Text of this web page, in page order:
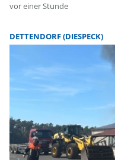
vor einer Stunde
DETTENDORF (DIESPECK)